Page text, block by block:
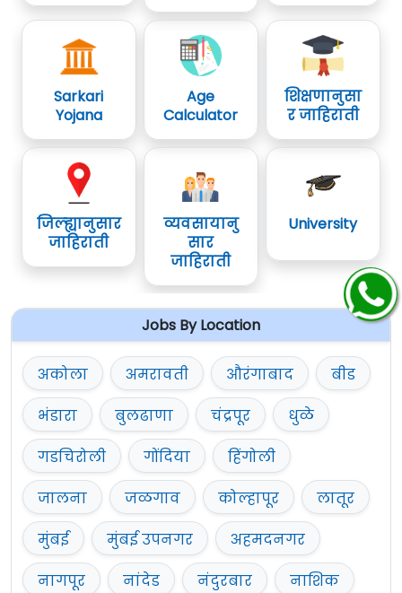
Sarkari
Yojana
Age
Calculator
शिक्षणानुसा
र जाहिराती
जिल्ह्यानुसार
जाहिराती
व्यवसायानु
सार
जाहिराती
University
Jobs By Location
अकोला अमरावती औरंगाबाद
बीड
भंडारा
बुलढाणा चंद्रपूर
धुळे
गडचिरोली
गोंदिया
हिंगोली
जालना
जळगाव कोल्हापूर
लातूर
मुंबई
मुंबई उपनगर
अहमदनगर
नागपूर
नांदेड नंदुरबार
नाशिक